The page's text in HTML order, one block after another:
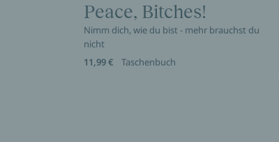
Peace, Bitches!
Nimm dich, wie du bist - mehr brauchst du
nicht
11,99 €
Taschenbuch